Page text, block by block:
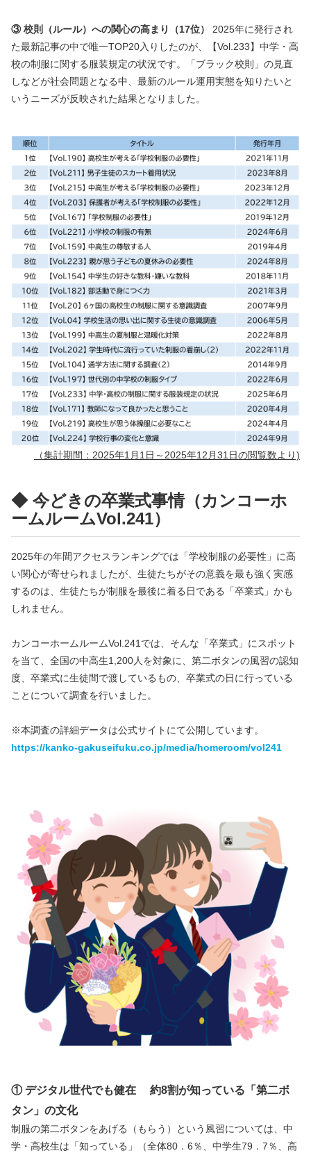
③ 校則（ルール）への関心の高まり（17位）
2025年に発行され
た最新記事の中で唯一TOP20入りしたのが、【Vol.233】中学・高
校の制服に関する服装規定の状況です。「ブラック校則」の見直
しなどが社会問題となる中、最新のルール運用実態を知りたいと
いうニーズが反映された結果となりました。
（集計期間：2025年1月1日～2025年12月31日の閲覧数より)
◆ 今どきの卒業式事情（カンコーホ
ームルームVol.241）
2025年の年間アクセスランキングでは「学校制服の必要性」に高
い関心が寄せられましたが、生徒たちがその意義を最も強く実感
するのは、生徒たちが制服を最後に着る日である「卒業式」かも
しれません。
カンコーホームルームVol.241では、そんな「卒業式」にスポット
を当て、全国の中高生1,200人を対象に、第二ボタンの風習の認知
度、卒業式に生徒間で渡しているもの、卒業式の日に行っている
ことについて調査を行いました。
※本調査の詳細データは公式サイトにて公開しています。
https://kanko-gakuseifuku.co.jp/media/homeroom/vol241
① デジタル世代でも健在 約8割が知っている「第二ボ
タン」の文化
制服の第二ボタンをあげる（もらう）という風習については、中
学・高校生は「知っている」（全体80．6％、中学生79．7％、高